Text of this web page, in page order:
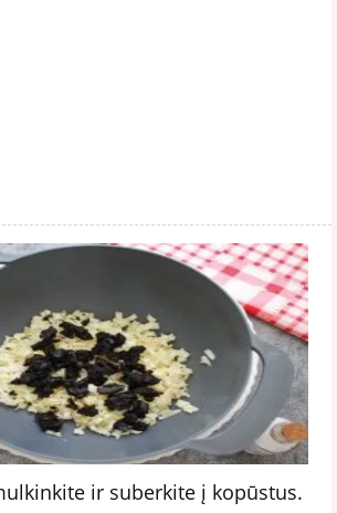
ir suberkite į kopūstus.